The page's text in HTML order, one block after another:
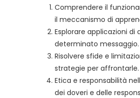
Comprendere il
il meccanismo di
Esplorare applicazioni
determinato
Risolvere sfide e
strategie per affrontarle.
Etica e responsabilità
dei doveri e delle